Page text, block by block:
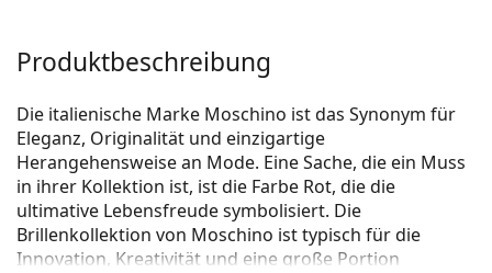
Produktbeschreibung
Die italienische Marke Moschino ist das Synonym für
Eleganz, Originalität und einzigartige
Herangehensweise an Mode. Eine Sache, die ein Muss
in ihrer Kollektion ist, ist die Farbe Rot, die die
ultimative Lebensfreude symbolisiert. Die
Brillenkollektion von Moschino ist typisch für die
Innovation, Kreativität und eine große Portion